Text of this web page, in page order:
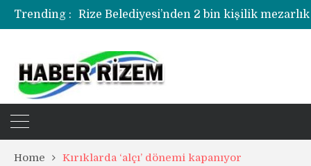
Trending :
Rize Belediyesi’nden 2 bin kişilik
Rize’de uyuşturucu operasyonunda 1
Home Kırıklarda ‘alçı’ dönemi kapanıyor